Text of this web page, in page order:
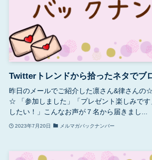
Twitterトレンドから拾ったネタでブ
昨日のメールでご紹介した凛さん&律さんの
☆ 「参加しました」「プレゼント楽しみで
したい！」こんなお声が７名から届きまし...
2023年7月20日 メルマガバックナンバー